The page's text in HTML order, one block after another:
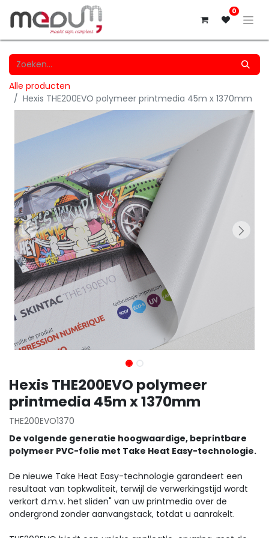
0
Alle producten
Hexis THE200EVO polymeer printmedia 45m x 1370mm
Hexis THE200EVO polymeer
printmedia 45m x 1370mm
THE200EVO1370
De volgende generatie hoogwaardige, beprintbare
polymeer PVC-folie met Take Heat Easy-technologie.
De nieuwe Take Heat Easy-technologie garandeert een
resultaat van topkwaliteit, terwijl de verwerkingstijd wordt
verkort d.m.v. het sliden" van uw printmedia over de
ondergrond zonder aanvangstack, totdat u aanrakelt.